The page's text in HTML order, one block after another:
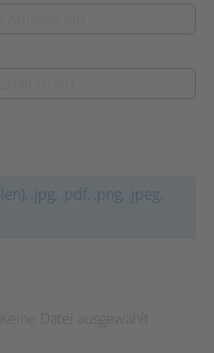
.jpg, .pdf, .png, .jpeg.
Keine Datei ausgewählt